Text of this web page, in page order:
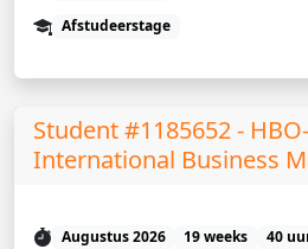
Afstudeerstage
Student #1185652 -
International Business
Augustus 2026 19 weeks
40